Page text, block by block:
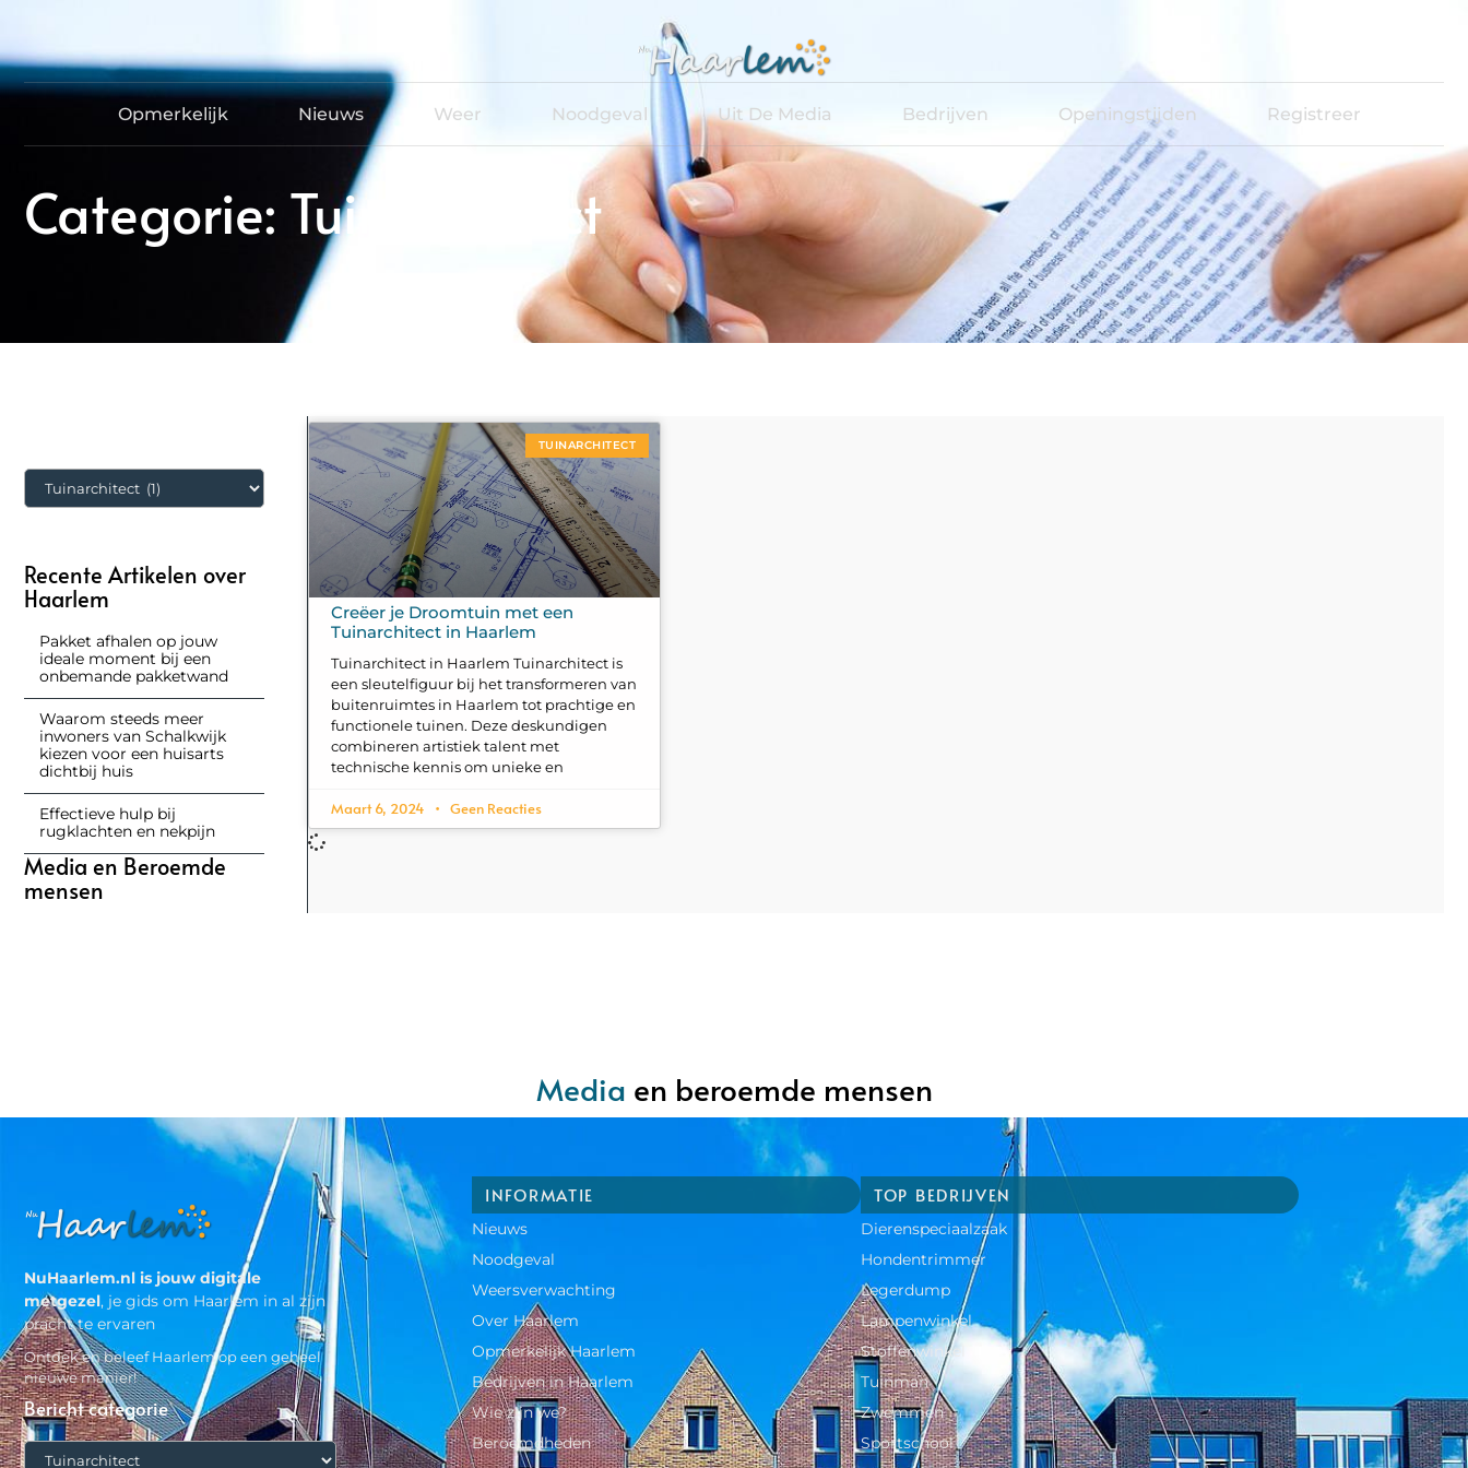
Opmerkelijk Nieuws Weer Noodgeval Uit De Media Bedrijven Openingstijden Registreer
Categorie: Tuinarchitect
Recente Artikelen over
Haarlem
Pakket afhalen op jouw
ideale moment bij een
onbemande pakketwand
Waarom steeds meer
inwoners van Schalkwijk
kiezen voor een huisarts
dichtbij huis
Effectieve hulp bij
rugklachten en nekpijn
Media en Beroemde
mensen
TUINARCHITECT
Creëer je Droomtuin met een
Tuinarchitect in Haarlem
Tuinarchitect in Haarlem Tuinarchitect is
een sleutelfiguur bij het transformeren van
buitenruimtes in Haarlem tot prachtige en
functionele tuinen. Deze deskundigen
combineren artistiek talent met
technische kennis om unieke en
Maart 6, 2024 Geen Reacties
Media en beroemde mensen
NuHaarlem.nl is jouw digitale
metgezel, je gids om Haarlem in al zijn
pracht te ervaren
Ontdek en beleef Haarlem op een geheel
nieuwe manier!
Bericht categorie
INFORMATIE
Nieuws
Noodgeval
Weersverwachting
Over Haarlem
Opmerkelijk Haarlem
Bedrijven in Haarlem
Wie zijn we?
Beroemdheden​
TOP BEDRIJVEN
Dierenspeciaalzaak
Hondentrimmer
Legerdump
Lampenwinkel
Stoffenwinkel
Tuinman
Zwemmen
Sportschool